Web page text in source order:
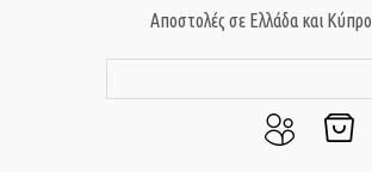
Αποστολές σε Ελλάδα και Κύπρο